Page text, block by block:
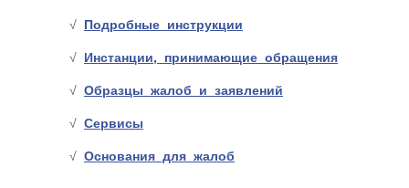
Подробные инструкции
Инстанции, принимающие обращения
Образцы жалоб и заявлений
Сервисы
Основания для жалоб